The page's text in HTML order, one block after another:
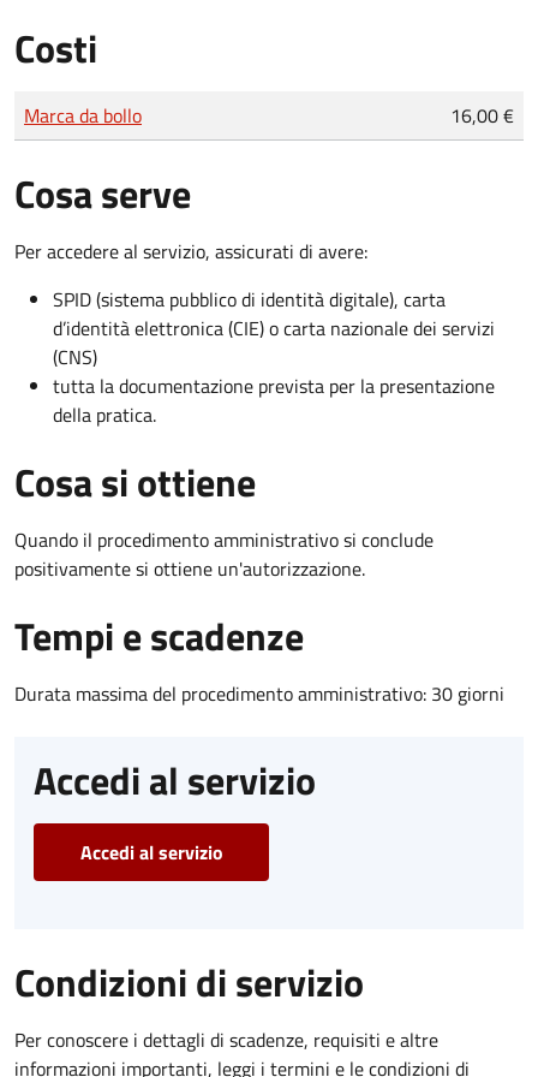
Costi
Tipo di pagamento
Importo
Marca da bollo 16,00 €
Cosa serve
Per accedere al servizio, assicurati di avere:
SPID (sistema pubblico di identità digitale), carta
d’identità elettronica (CIE) o carta nazionale dei servizi
(CNS)
tutta la documentazione prevista per la presentazione
della pratica.
Cosa si ottiene
Quando il procedimento amministrativo si conclude
positivamente si ottiene un'autorizzazione.
Tempi e scadenze
Durata massima del procedimento amministrativo: 30 giorni
Accedi al servizio
Accedi al servizio
Condizioni di servizio
Per conoscere i dettagli di scadenze, requisiti e altre
informazioni importanti, leggi i termini e le condizioni di